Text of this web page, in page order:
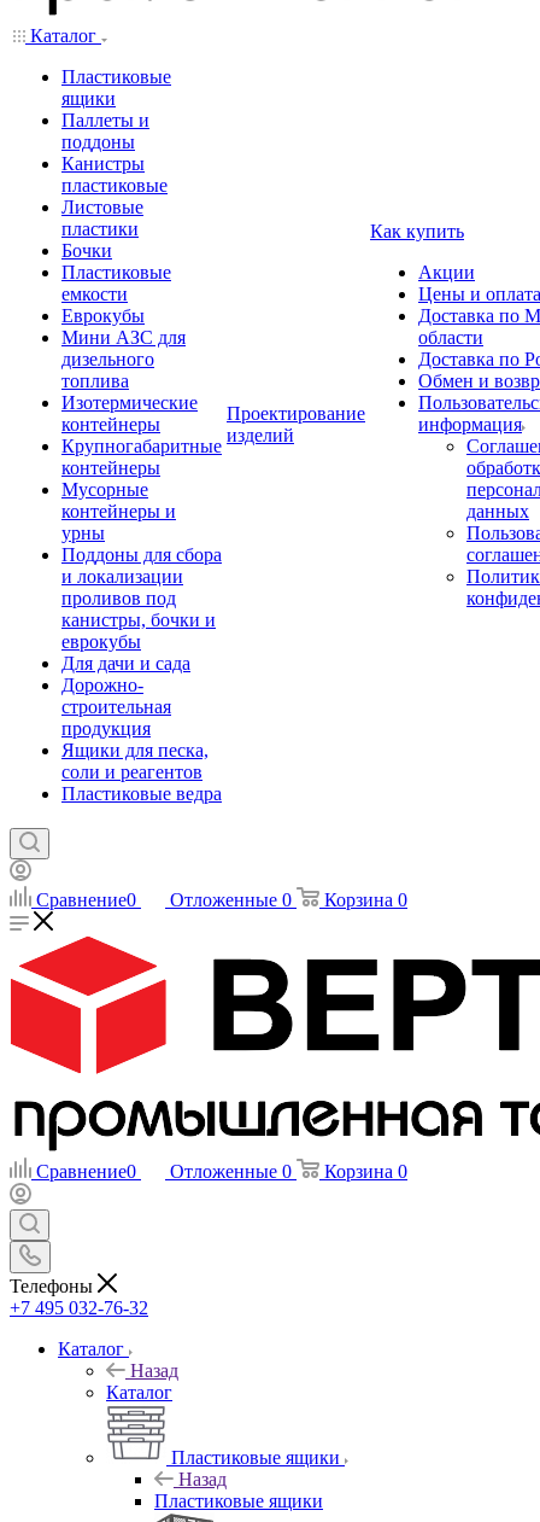
Каталог
Пластиковые
ящики
Паллеты и
поддоны
Канистры
пластиковые
Листовые
пластики
Бочки
Пластиковые
емкости
Еврокубы
Мини АЗС для
дизельного
топлива
Изотермические
контейнеры
Крупногабаритные
контейнеры
Мусорные
контейнеры и
урны
Поддоны для сбора
и локализации
проливов под
канистры, бочки и
еврокубы
Для дачи и сада
Дорожно-
строительная
продукция
Ящики для песка,
соли и реагентов
Пластиковые ведра
Проектирование
изделий
Как купить
Акции
Цены и оплата
Доставка по
области
Доставка по
Обмен и
информация
данных
Сравнение0 Отложенные 0 Корзина 0
Сравнение0 Отложенные 0 Корзина 0
Телефоны
+7 495 032-76-32
Каталог
Назад
Каталог
Пластиковые ящики
Назад
Пластиковые ящики